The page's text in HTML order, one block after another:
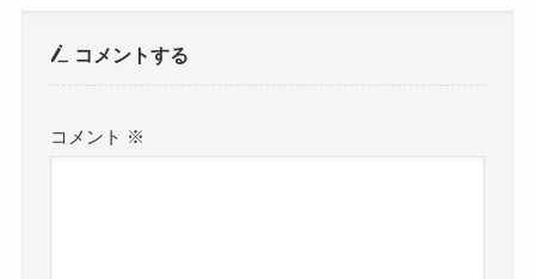
コメントする
コメント ※